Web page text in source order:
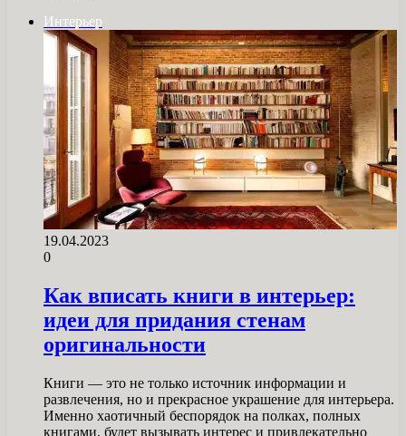
Интерьер
19.04.2023
0
Как вписать книги в интерьер:
идеи для придания стенам
оригинальности
Книги — это не только источник информации и
развлечения, но и прекрасное украшение для интерьера.
Именно хаотичный беспорядок на полках, полных
книгами, будет вызывать интерес и привлекательно